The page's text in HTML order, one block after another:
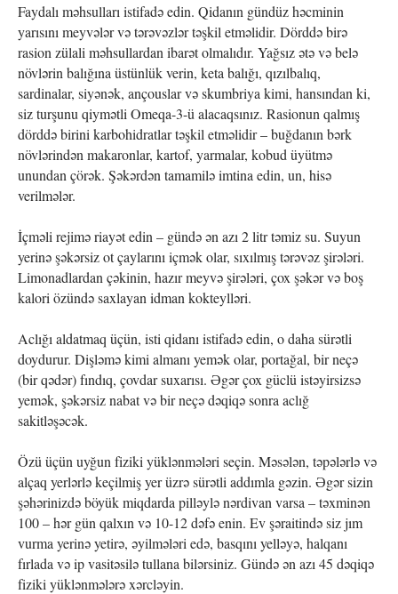
Faydalı məhsulları istifadə edin. Qidanın gündüz həcminin
yarısını meyvələr və tərəvəzlər təşkil etməlidir. Dörddə birə
rasion zülali məhsullardan ibarət olmalıdır. Yağsız ətə və belə
növlərin balığına üstünlük verin, keta balığı, qızılbalıq,
sardinalar, siyənək, ançouslar və skumbriya kimi, hansından ki,
siz turşunu qiymətli Omeqa-3-ü alacaqsınız. Rasionun qalmış
dörddə birini karbohidratlar təşkil etməlidir – buğdanın bərk
növlərindən makaronlar, kartof, yarmalar, kobud üyütmə
unundan çörək. Şəkərdən tamamilə imtina edin, un, hisə
verilmələr.
İçməli rejimə riayət edin – gündə ən azı 2 litr təmiz su. Suyun
yerinə şəkərsiz ot çaylarını içmək olar, sıxılmış tərəvəz şirələri.
Limonadlardan çəkinin, hazır meyvə şirələri, çox şəkər və boş
kalori özündə saxlayan idman kokteylləri.
Aclığı aldatmaq üçün, isti qidanı istifadə edin, o daha sürətli
doydurur. Dişləmə kimi almanı yemək olar, portağal, bir neçə
(bir qədər) fındıq, çovdar suxarısı. Əgər çox güclü istəyirsizsə
yemək, şəkərsiz nabat və bir neçə dəqiqə sonra aclığ
sakitləşəcək.
Özü üçün uyğun fiziki yüklənmələri seçin. Məsələn, təpələrlə və
alçaq yerlərlə keçilmiş yer üzrə sürətli addımla gəzin. Əgər sizin
şəhərinizdə böyük miqdarda pilləylə nərdivan varsa – təxminən
100 – hər gün qalxın və 10-12 dəfə enin. Ev şəraitində siz jım
vurma yerinə yetirə, əyilmələri edə, basqını yelləyə, halqanı
fırlada və ip vasitəsilə tullana bilərsiniz. Gündə ən azı 45 dəqiqə
fiziki yüklənmələrə xərcləyin.